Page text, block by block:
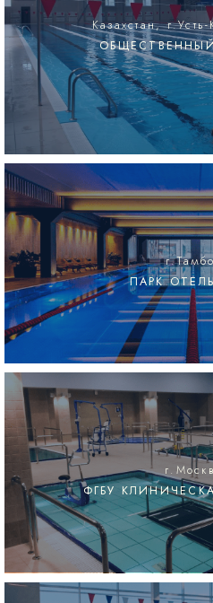
Казахстан,
ПАРК
ФГБУ